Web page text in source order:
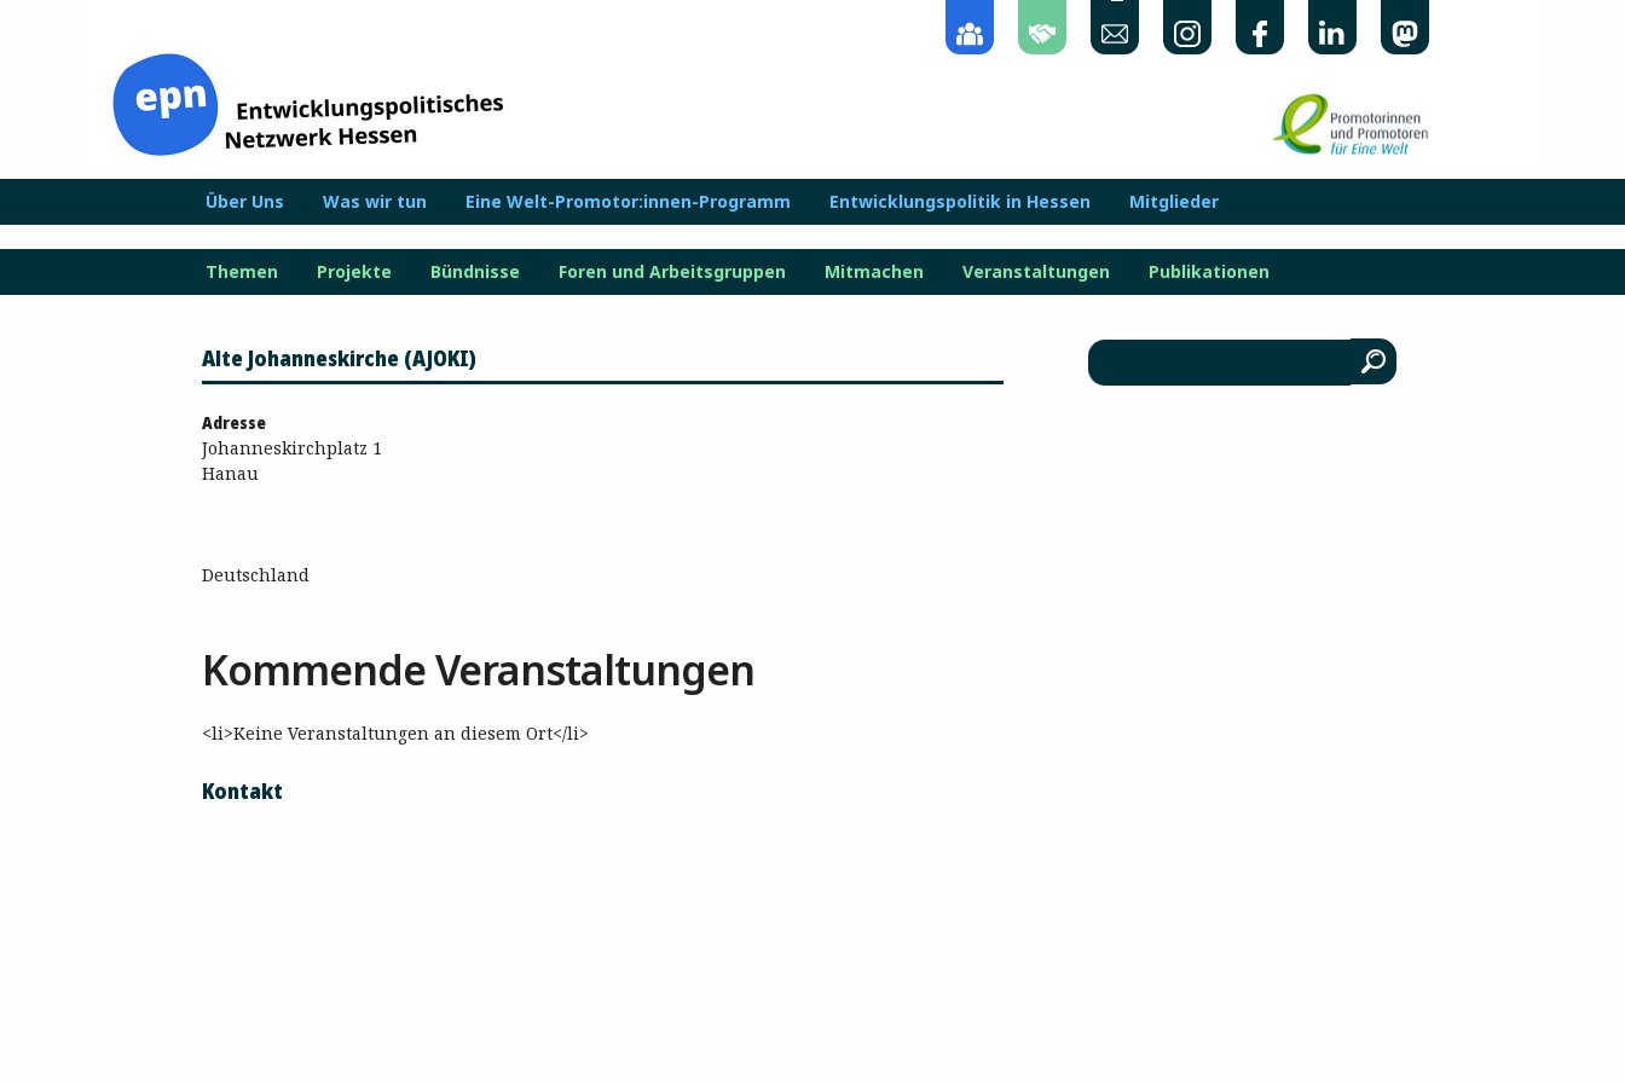
Über Uns Was wir tun Eine Welt-Promotor:innen-Programm Entwicklungspolitik in Hessen Mitglieder
Themen Projekte Bündnisse Foren und Arbeitsgruppen Mitmachen Veranstaltungen Publikationen
Alte Johanneskirche (AJOKI)
Adresse
Johanneskirchplatz 1
Hanau
Deutschland
Kommende Veranstaltungen
<li>Keine Veranstaltungen an diesem Ort</li>
Kontakt